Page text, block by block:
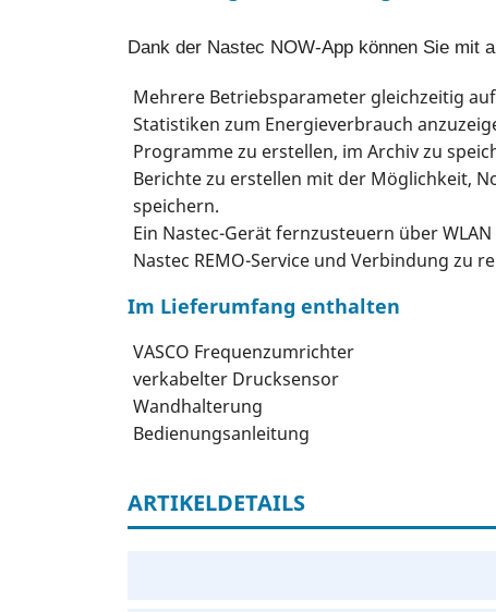
Dank der Nastec NOW-App können Sie mit
Mehrere Betriebsparameter gleichzeitig
Statistiken zum Energieverbrauch
Programme zu erstellen, im Archiv zu
Berichte zu erstellen mit der Möglichkeit,
speichern.
Ein Nastec-Gerät fernzusteuern über
Nastec REMO-Service und Verbindung zu
Im Lieferumfang enthalten
VASCO Frequenzumrichter
verkabelter Drucksensor
Wandhalterung
Bedienungsanleitung
ARTIKELDETAILS